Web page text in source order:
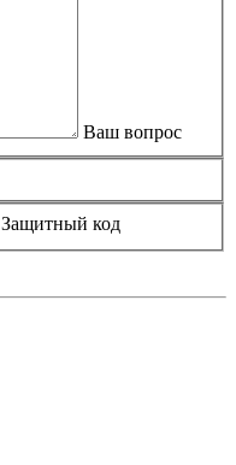
Ваш вопрос
Защитный код